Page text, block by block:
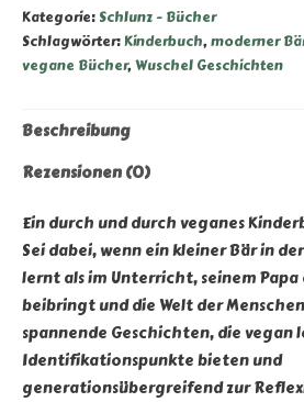
mehr
Wuschel
Geschichten”
Kategorie: Schlunz - Bücher
Schlagwörter:Kinderbuch,moderner
vegane Bücher,Wuschel Geschichten
Beschreibung
Rezensionen (0)
Ein durch und durch veganes
Sei dabei, wenn ein kleiner Bär in
lernt als im Unterricht, seinem
beibringt und die Welt der
spannende Geschichten, die vegan
Identifikationspunkte bieten und
generationsübergreifend zur